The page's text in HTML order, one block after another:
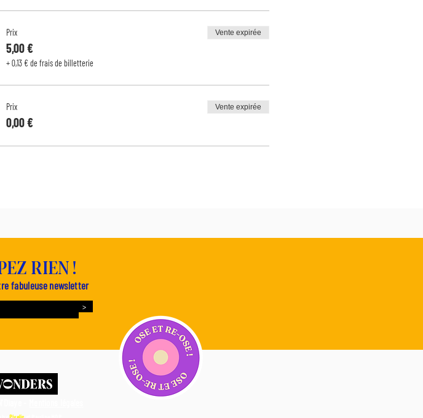
Prix
5,00 €
+ 0,13 € de frais de billetterie
Vente expirée
Prix
0,00 €
Vente expirée
RIEN !
fabuleuse newsletter
>